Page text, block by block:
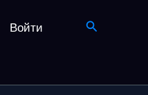
Войти Поиск